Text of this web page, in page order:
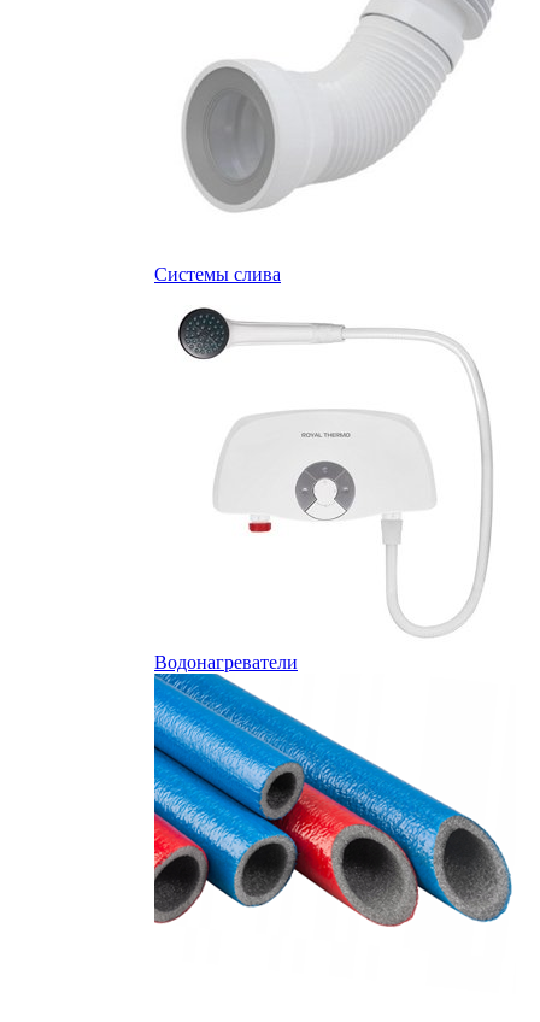
Системы слива
Водонагреватели